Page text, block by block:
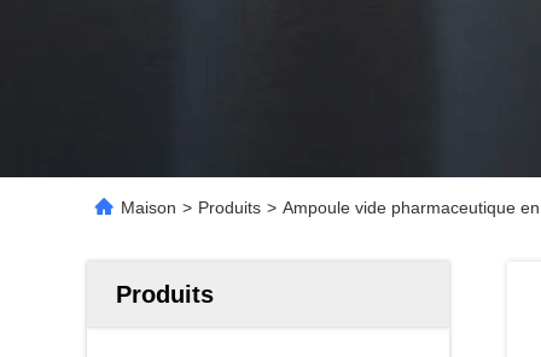
Maison > Produits > Ampoule vide pharmaceutique
Produits